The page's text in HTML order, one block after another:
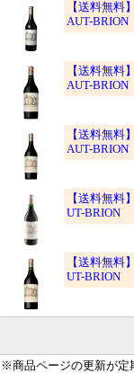
【送料無料
AUT-BRION
【送料無料
AUT-BRION
【送料無料
AUT-BRION
【送料無料
UT-BRION
【送料無料
UT-BRION
※商品ページの更新が定